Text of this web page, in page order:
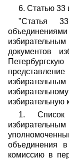
6. Статью 33
"Статья
документов
избирательную
1. Список
объединения в
комиссию в